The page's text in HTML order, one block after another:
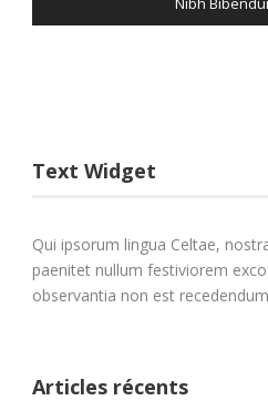
Text Widget
Qui ipsorum lingua Celtae,
paenitet nullum festiviorem
observantia non est
Articles récents